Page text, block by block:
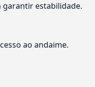
garantir estabilidade.
ao andaime.